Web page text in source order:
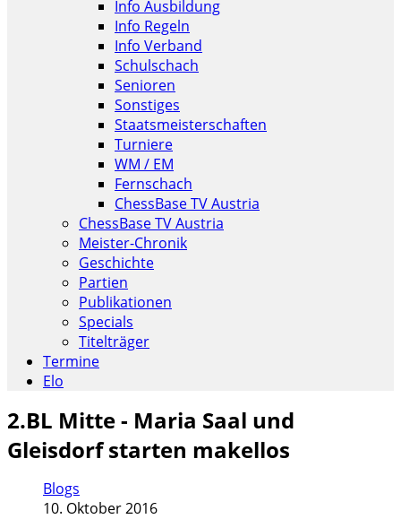
Info Ausbildung
Info Regeln
Info Verband
Schulschach
Senioren
Sonstiges
Staatsmeisterschaften
Turniere
WM / EM
Fernschach
ChessBase TV Austria
ChessBase TV Austria
Meister-Chronik
Geschichte
Partien
Publikationen
Specials
Titelträger
Termine
Elo
2.BL Mitte - Maria Saal und
Gleisdorf starten makellos
Blogs
10. Oktober 2016